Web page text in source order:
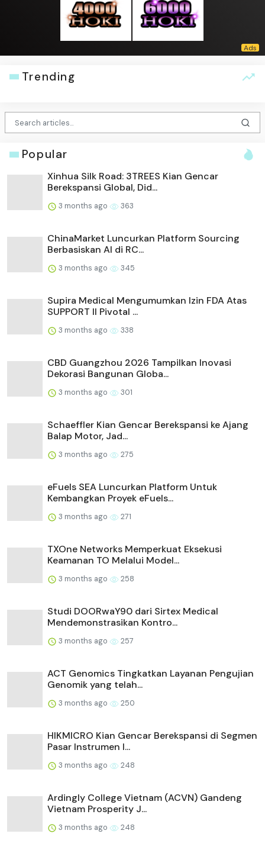
Trending
Popular
Xinhua Silk Road: 3TREES Kian Gencar
Berekspansi Global, Did...
3 months ago 363
ChinaMarket Luncurkan Platform Sourcing
Berbasiskan AI di RC...
3 months ago 345
Supira Medical Mengumumkan Izin FDA Atas
SUPPORT II Pivotal ...
3 months ago 338
CBD Guangzhou 2026 Tampilkan Inovasi
Dekorasi Bangunan Globa...
3 months ago 301
Schaeffler Kian Gencar Berekspansi ke Ajang
Balap Motor, Jad...
3 months ago 275
eFuels SEA Luncurkan Platform Untuk
Kembangkan Proyek eFuels...
3 months ago 271
TXOne Networks Memperkuat Eksekusi
Keamanan TO Melalui Model...
3 months ago 258
Studi DOORwaY90 dari Sirtex Medical
Mendemonstrasikan Kontro...
3 months ago 257
ACT Genomics Tingkatkan Layanan Pengujian
Genomik yang telah...
3 months ago 250
HIKMICRO Kian Gencar Berekspansi di Segmen
Pasar Instrumen I...
3 months ago 248
Ardingly College Vietnam (ACVN) Gandeng
Vietnam Prosperity J...
3 months ago 248